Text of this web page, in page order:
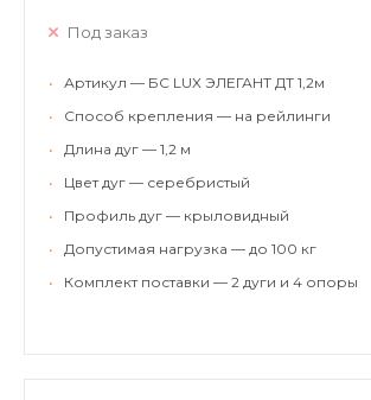
Под заказ
•
Артикул — БС LUX ЭЛЕГАНТ ДТ 1,2м
•
Способ крепления — на рейлинги
•
Длина дуг — 1,2 м
•
Цвет дуг — серебристый
•
Профиль дуг — крыловидный
•
Допустимая нагрузка — до 100 кг
•
Комплект поставки — 2 дуги и 4 опоры